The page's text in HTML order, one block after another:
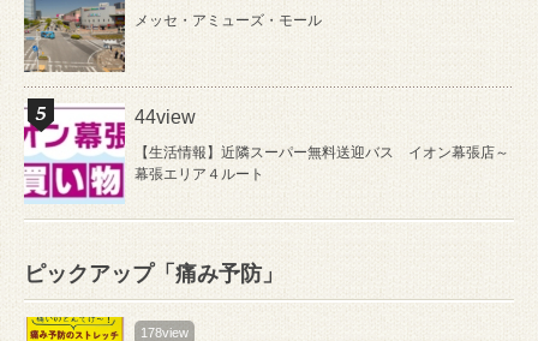
メッセ・アミューズ・モール
44view
【生活情報】近隣スーパー無料送迎バス イオン幕張店～
幕張エリア４ルート
ピックアップ「痛み予防」
178view